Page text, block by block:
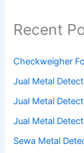
Recent
Checkweigher
Jual Metal
Jual Metal
Jual Metal
Sewa Metal